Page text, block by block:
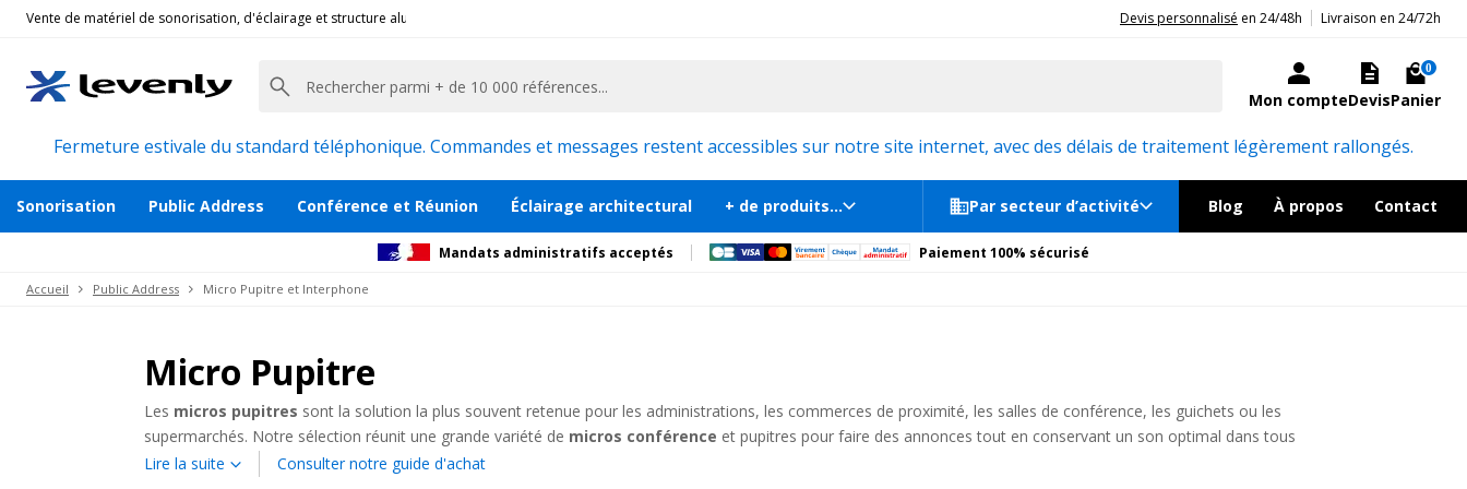
Vente de matériel de sonorisation, d'éclairage et structure alu pour l'évènementiel et la communication, stand exposition, scène, podium et estrade, etc. | 20ans d'expérience aux côtés des professionnels et acteurs publics.
Devis personnalisé en 24/48h Livraison en 24/72h
Mon compteDevisPanier
0
Fermeture estivale du standard téléphonique. Commandes et messages restent accessibles sur notre site internet, avec des délais de traitement légèrement rallongés.
Sonorisation Public Address Conférence et Réunion Éclairage architectural + de produits... Par secteur d’activité Blog À propos Contact
Mandats administratifs acceptés Paiement 100% sécurisé
Accueil Public Address Micro Pupitre et Interphone
Micro Pupitre
Les micros pupitres sont la solution la plus souvent retenue pour les administrations, les commerces de proximité, les salles de conférence, les guichets ou les
supermarchés. Notre sélection réunit une grande variété de micros conférence et pupitres pour faire des annonces tout en conservant un son optimal dans tous
types de lieux recevant du public.
Lire la suite Consulter notre guide d'achat